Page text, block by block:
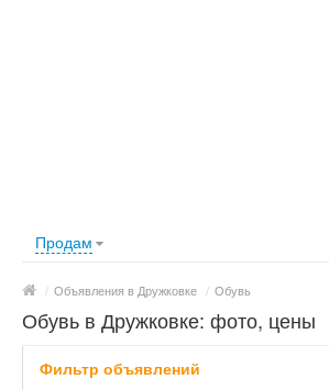
Продам
/ Объявления в Дружковке / Обувь
Обувь в Дружковке: фото, цены
Фильтр объявлений